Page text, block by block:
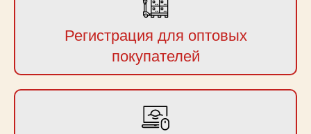
Регистрация для оптовых
покупателей